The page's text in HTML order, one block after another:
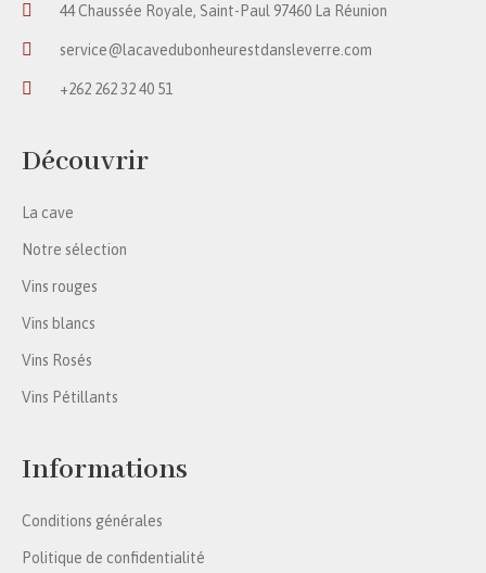
44 Chaussée Royale, Saint-Paul 97460 La Réunion
service@lacavedubonheurestdansleverre.com
+262 262 32 40 51
Découvrir
La cave
Notre sélection
Vins rouges
Vins blancs
Vins Rosés
Vins Pétillants
Informations
Conditions générales
Politique de confidentialité